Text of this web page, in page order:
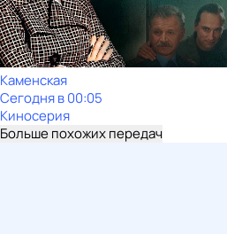
Каменская
Сегодня в 00:05
Киносерия
Больше похожих передач